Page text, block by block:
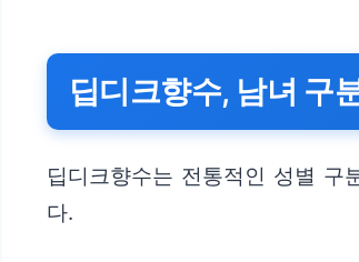
딥디크향수, 남녀 구
딥디크향수는 전통적인 성별 구
다.